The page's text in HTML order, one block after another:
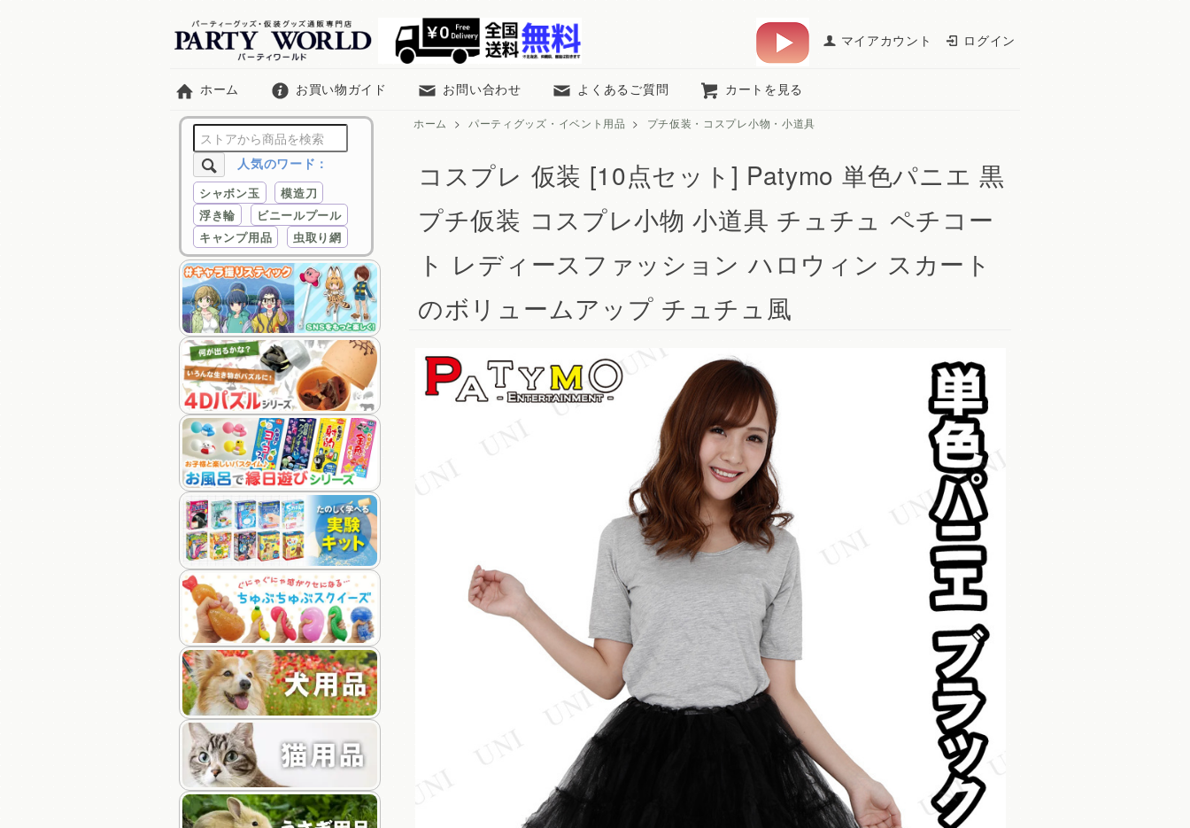
マイアカウント ログイン
ホーム お買い物ガイド お問い合わせ よくあるご質問 カートを見る
ホーム > パーティグッズ・イベント用品 > プチ仮装・コスプレ小物・小道具
コスプレ 仮装 [10点セット] Patymo 単色パニエ 黒
プチ仮装 コスプレ小物 小道具 チュチュ ペチコー
ト レディースファッション ハロウィン スカート
のボリュームアップ チュチュ風
人気のワード：
シャボン玉
模造刀
浮き輪
ビニールプール
キャンプ用品
虫取り網